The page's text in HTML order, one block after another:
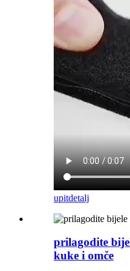
upitdetalj
prilagodite
kuke i omče